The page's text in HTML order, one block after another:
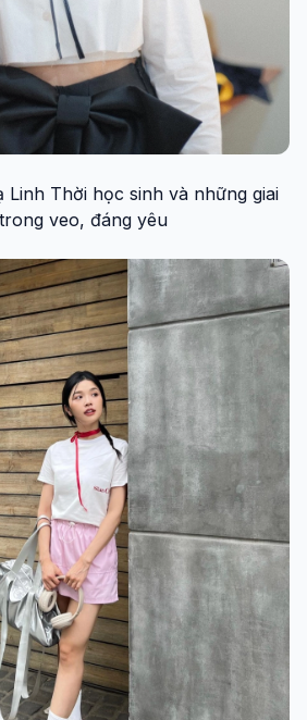
Linh Thời học sinh và những giai
veo, đáng yêu